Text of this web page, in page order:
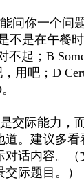
问你一个问
不是在午餐时
不起； B
用吧； D
。
交际能力，
道。建议多看
对话内容。（
交际题目。）